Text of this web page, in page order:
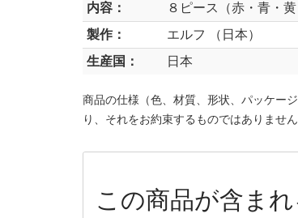
内容：
８ピース（赤・青・
製作：
エルフ （日本）
生産国：
日本
商品の仕様（色、材質、形状、パッケー
り、それをお約束するものではありません
この商品が含ま